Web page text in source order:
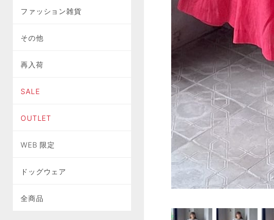
ファッション雑貨
その他
再入荷
SALE
OUTLET
WEB 限定
ドッグウェア
全商品